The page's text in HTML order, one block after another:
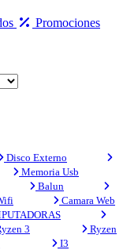
Promociones
Disco Externo
Memoria Usb
Balun
Camara Web
3
Ryzen
I3